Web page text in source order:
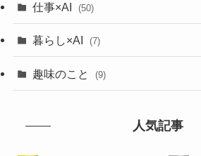
仕事×AI (50)
暮らし×AI (7)
趣味のこと (9)
人気記事